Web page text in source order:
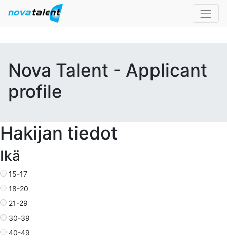
Nova Talent - Applicant
profile
Hakijan tiedot
Ikä
15-17
18-20
21-29
30-39
40-49